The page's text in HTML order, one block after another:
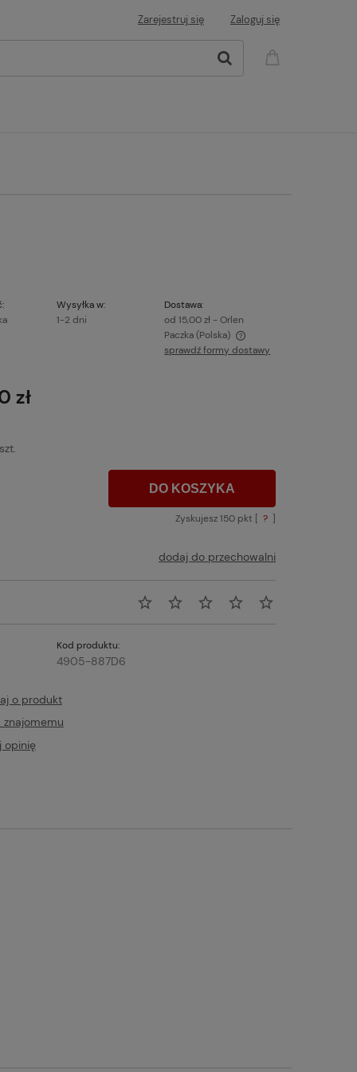
Zarejestruj się Zaloguj się
Wysyłka w:
1-2 dni
Dostawa:
od 15,00 zł - Orlen
Paczka (Polska)
sprawdź formy dostawy
zł
DO KOSZYKA
Zyskujesz 150pkt [ ? ]
dodaj do przechowalni
Kod produktu:
4905-887D6
o produkt
znajomemu
opinię